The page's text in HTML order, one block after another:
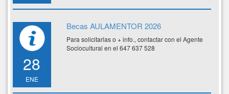
28
ENE
Becas AULAMENTOR 2026
Para solicitarlas o + info., contactar con el Agente
Sociocultural en el 647 637 528